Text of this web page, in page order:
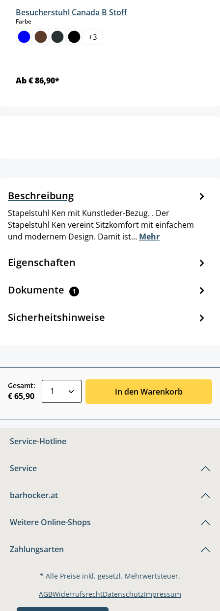
Besucherstuhl Canada B Stoff
Farbeauswählen
+3
Ab € 86,90*
Beschreibung
Stapelstuhl Ken mit Kunstleder-Bezug. . Der
Stapelstuhl Ken vereint Sitzkomfort mit einfachem
und modernem Design. Damit ist… Mehr
Eigenschaften
Dokumente 1
Sicherheitshinweise
Gesamt:
€ 65,90 In den Warenkorb
Service-Hotline
Service
barhocker.at
Weitere Online-Shops
Zahlungsarten
* Alle Preise inkl. gesetzl. Mehrwertsteuer.
AGBWiderrufsrechtDatenschutzImpressum